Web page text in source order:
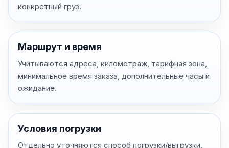
конкретный груз.
Маршрут и время
Учитываются адреса, километраж, тарифная зона,
минимальное время заказа, дополнительные часы и
ожидание.
Условия погрузки
Отдельно уточняются способ погрузки/выгрузки,